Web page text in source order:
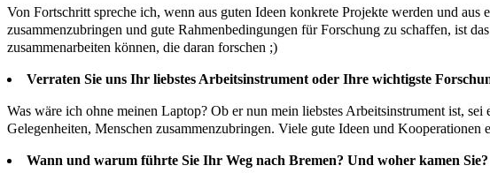
Von Fortschritt spreche ich, wenn aus guten Ideen konkrete Projekte werden und
zusammenzubringen und gute Rahmenbedingungen für Forschung zu schaffen, ist
zusammenarbeiten können, die daran forschen ;)
Verraten Sie uns Ihr liebstes Arbeitsinstrument oder Ihre wichtigste
Was wäre ich ohne meinen Laptop? Ob er nun mein liebstes Arbeitsinstrument ist,
Gelegenheiten, Menschen zusammenzubringen. Viele gute Ideen und
Wann und warum führte Sie Ihr Weg nach Bremen? Und woher kamen Sie?